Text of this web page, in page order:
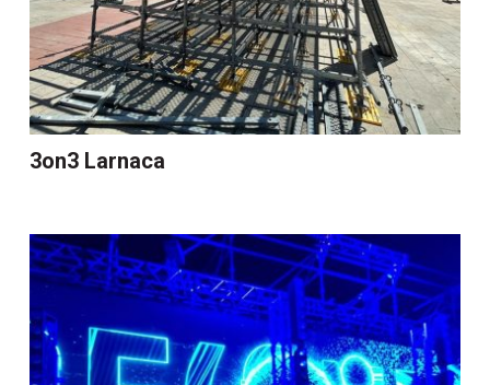
3on3 Larnaca